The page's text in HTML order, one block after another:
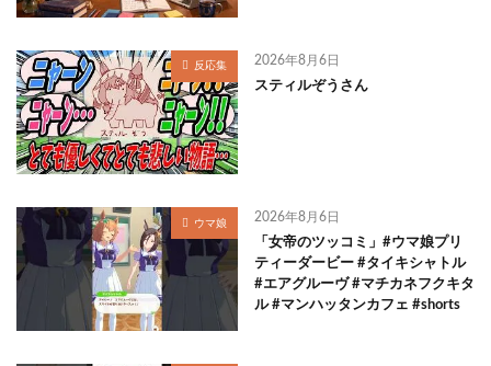
反応集 2026年8月6日
スティルぞうさん
ウマ娘 2026年8月6日
「女帝のツッコミ」#ウマ娘プリ
ティーダービー #タイキシャトル
#エアグルーヴ #マチカネフクキタ
ル #マンハッタンカフェ #shorts